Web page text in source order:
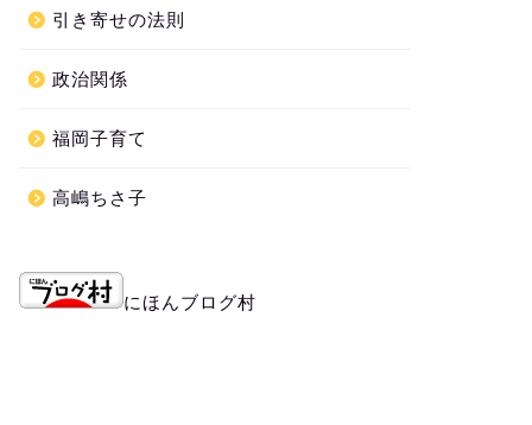
引き寄せの法則
政治関係
福岡子育て
高嶋ちさ子
にほんブログ村